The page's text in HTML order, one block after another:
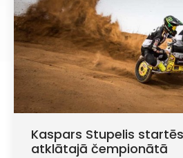
Kaspars Stupelis
atklātajā čempionātā